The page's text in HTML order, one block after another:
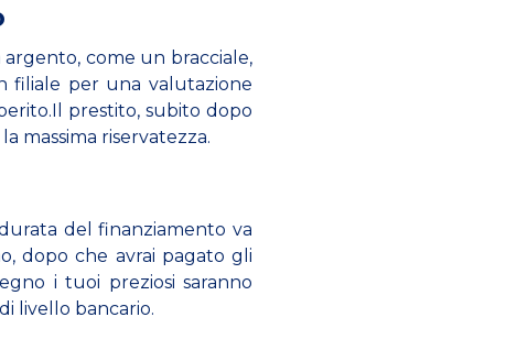
come un bracciale,
filiale per una valutazione
prestito, subito dopo
massima riservatezza.
del finanziamento va
dopo che avrai pagato gli
i tuoi preziosi saranno
livello bancario.